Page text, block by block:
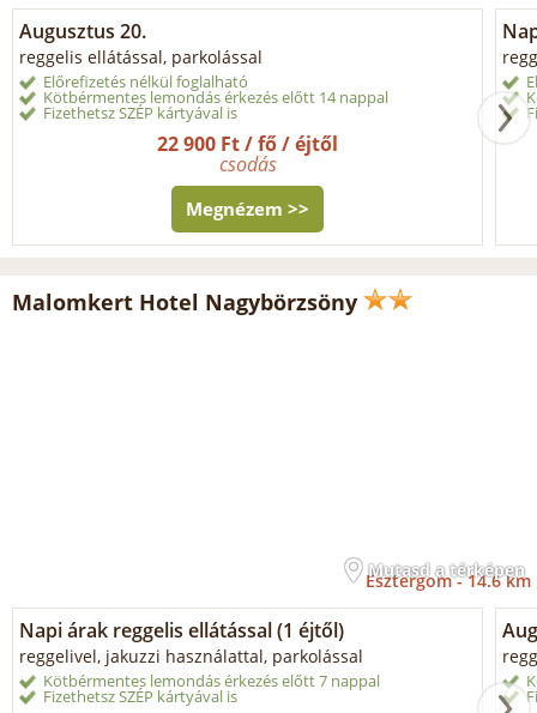
Augusztus 20.
reggelis ellátással, parkolással
Előrefizetés nélkül foglalható
Kötbérmentes lemondás érkezés előtt 14 nappal
Fizethetsz SZÉP kártyával is
22 900 Ft / fő / éjtől
csodás
Megnézem >>
Malomkert Hotel Nagybörzsöny
Mutasd a térképen
Esztergom -14.6 km
Napi árak reggelis ellátással (1 éjtől)
reggelivel, jakuzzi használattal, parkolással
Kötbérmentes lemondás érkezés előtt 7 nappal
Fizethetsz SZÉP kártyával is